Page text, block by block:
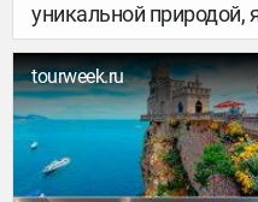
уникальной природой,
конечно же,
Протянувшиеся вдоль
Атлантического
привлекают туристов
красотой,
атмосферой. От
tourweek.ru